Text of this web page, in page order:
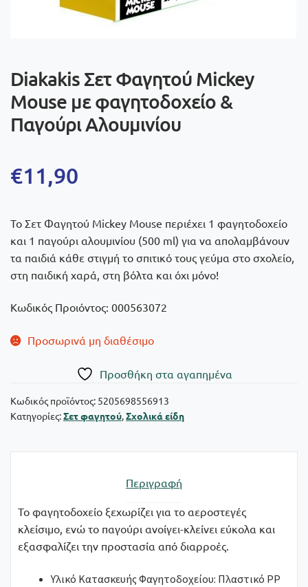
Diakakis Σετ Φαγητού Mickey
Mouse με φαγητοδοχείο &
Παγούρι Αλουμινίου
€11,90
Το Σετ Φαγητού Mickey Mouse περιέχει 1 φαγητοδοχείο
και 1 παγούρι αλουμινίου (500 ml) για να απολαμβάνουν
τα παιδιά κάθε στιγμή το σπιτικό τους γεύμα στο σχολείο,
στη παιδική χαρά, στη βόλτα και όχι μόνο!
Κωδικός Προιόντος: 000563072
Προσωρινά μη διαθέσιμο
Πρoσθήκη στα αγαπημένα
Κωδικός προϊόντος: 5205698556913
Κατηγορίες:Σετ φαγητού Σχολικά είδη
Περιγραφή
Το φαγητοδοχείο ξεχωρίζει για το αεροστεγές
κλείσιμο, ενώ το παγούρι ανοίγει-κλείνει εύκολα και
εξασφαλίζει την προστασία από διαρροές.
Υλικό Κατασκευής Φαγητοδοχείου: Πλαστικό PP